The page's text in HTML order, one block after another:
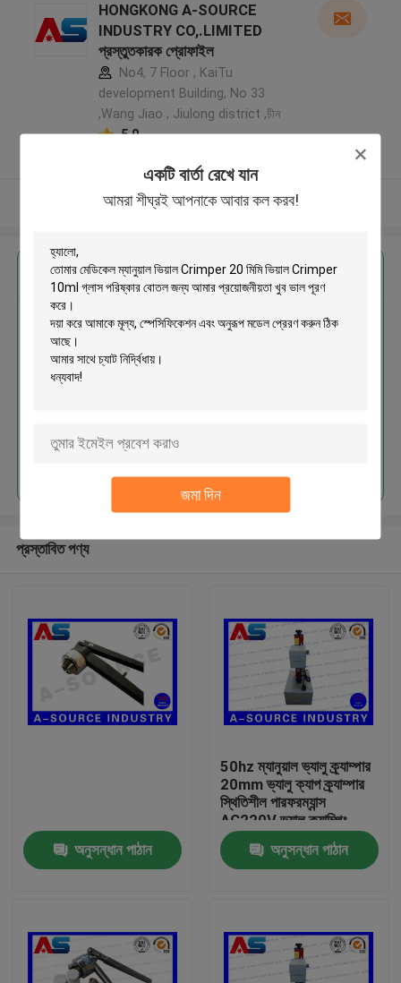
একটি বার্তা রেখে যান
আমরা শীঘ্রই আপনাকে আবার কল করব!
জমা দিন
বাড়ি
আমাদের সম্পর্কে
HONGKONG A-SOURCE
INDUSTRY CO,.LIMITED
প্রস্তুতকারক প্রোফাইল
No4, 7 Floor , KaiTu
development Building, No 33
,Wang Jiao , Jiulong district ,চীন
5.0
আরো দেখুন
এর সেরা মূল্য পান
মেডিকেল ম্যানুয়াল ভিয়াল Crimper 20 মিমি
বোতল জন্য
প্রস্তাবিত পণ্য
অনুসন্ধান পাঠান
50hz ম্যানুয়াল ভ্যালু ক্র্যাম্পার
20mm ভ্যালু ক্যাপ ক্র্যাম্পার
স্থিতিশীল পারফরম্যান্স
AC220V ভ্যালু ক্র্যাম্পিং
মেশিন
অনুসন্ধান পাঠান